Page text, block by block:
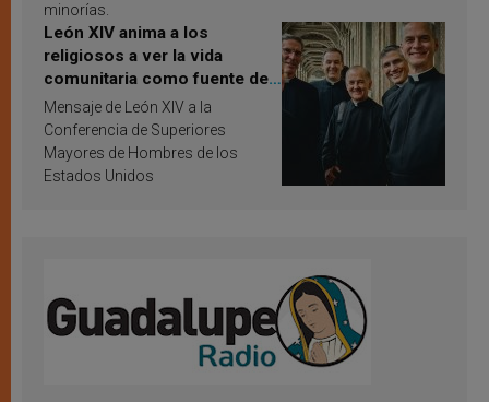
minorías.
León XIV anima a los
religiosos a ver la vida
comunitaria como fuente de
inspiración y santificación
Mensaje de León XIV a la
Conferencia de Superiores
Mayores de Hombres de los
Estados Unidos